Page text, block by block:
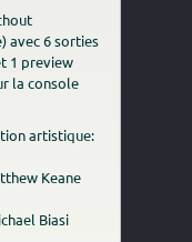
avec 6 sorties
1 preview
la console
artistique:
Keane
Biasi